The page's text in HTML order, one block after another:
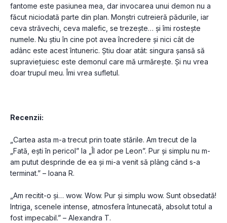
fantome este pasiunea mea, dar invocarea unui demon nu a
făcut niciodată parte din plan. Monștri cutreieră pădurile, iar
ceva străvechi, ceva malefic, se trezește… și îmi rostește
numele. Nu știu în cine pot avea încredere și nici cât de
adânc este acest întuneric. Știu doar atât: singura șansă să
supraviețuiesc este demonul care mă urmărește. Și nu vrea
doar trupul meu. Îmi vrea sufletul.
Recenzii:
„Cartea asta m-a trecut prin toate stările. Am trecut de la
„Fată, ești în pericol” la „Îl ador pe Leon”. Pur și simplu nu m-
am putut desprinde de ea și mi-a venit să plâng când s-a
terminat.” – Ioana R.
„Am recitit-o și… wow. Wow. Pur și simplu wow. Sunt obsedată!
Intriga, scenele intense, atmosfera întunecată, absolut totul a
fost impecabil.” – Alexandra T.